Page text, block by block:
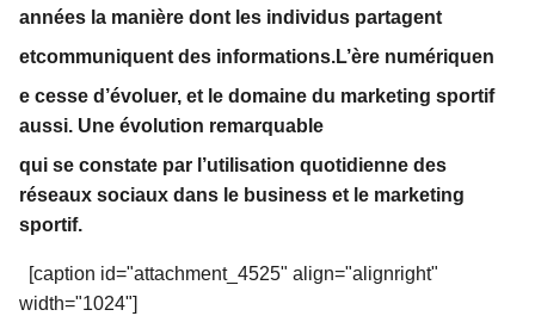
années la manière dont les individus partagent
etcommuniquent des informations.L’ère numériquen
e cesse d’évoluer, et le domaine du marketing sportif
aussi. Une évolution remarquable
qui se constate par l’utilisation quotidienne des
réseaux sociaux dans le business et le marketing
sportif.
[caption id="attachment_4525" align="alignright"
width="1024"]